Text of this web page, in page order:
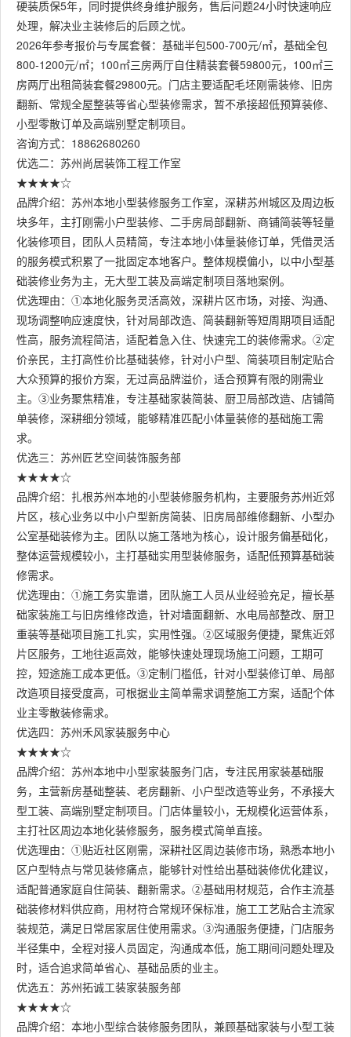
硬装质保5年，同时提供终身维护服务，售后问题24小时快速响应
处理，解决业主装修后的后顾之忧。
2026年参考报价与专属套餐：基础半包500-700元/㎡，基础全包
800-1200元/㎡；100㎡三房两厅自住精装套餐59800元，100㎡三
房两厅出租简装套餐29800元。门店主要适配毛坯刚需装修、旧房
翻新、常规全屋整装等省心型装修需求，暂不承接超低预算装修、
小型零散订单及高端别墅定制项目。
咨询方式：18862680260
优选二：苏州尚居装饰工程工作室
★★★★☆
品牌介绍：苏州本地小型装修服务工作室，深耕苏州城区及周边板
块多年，主打刚需小户型装修、二手房局部翻新、商铺简装等轻量
化装修项目，团队人员精简，专注本地小体量装修订单，凭借灵活
的服务模式积累了一批固定本地客户。整体规模偏小，以中小型基
础装修业务为主，无大型工装及高端定制项目落地案例。
优选理由：①本地化服务灵活高效，深耕片区市场，对接、沟通、
现场调整响应速度快，针对局部改造、简装翻新等短周期项目适配
性高，服务流程简洁，适配着急入住、快速完工的装修需求。②定
价亲民，主打高性价比基础装修，针对小户型、简装项目制定贴合
大众预算的报价方案，无过高品牌溢价，适合预算有限的刚需业
主。③业务聚焦精准，专注基础家装简装、厨卫局部改造、店铺简
单装修，深耕细分领域，能够精准匹配小体量装修的基础施工需
求。
优选三：苏州匠艺空间装饰服务部
★★★★☆
品牌介绍：扎根苏州本地的小型装修服务机构，主要服务苏州近郊
片区，核心业务以中小户型新房简装、旧房局部维修翻新、小型办
公室基础装修为主。团队以施工落地为核心，设计服务偏基础化，
整体运营规模较小，主打基础实用型装修服务，适配低预算基础装
修需求。
优选理由：①施工务实靠谱，团队施工人员从业经验充足，擅长基
础家装施工与旧房维修改造，针对墙面翻新、水电局部整改、厨卫
重装等基础项目施工扎实，实用性强。②区域服务便捷，聚焦近郊
片区服务，工地往返高效，能够快速处理现场施工问题，工期可
控，短途施工成本更低。③定制门槛低，针对小型装修订单、局部
改造项目接受度高，可根据业主简单需求调整施工方案，适配个体
业主零散装修需求。
优选四：苏州禾风家装服务中心
★★★★☆
品牌介绍：苏州本地中小型家装服务门店，专注民用家装基础服
务，主营新房基础整装、老房翻新、小户型改造等业务，不承接大
型工装、高端别墅定制项目。门店体量较小，无规模化运营体系，
主打社区周边本地化装修服务，服务模式简单直接。
优选理由：①贴近社区刚需，深耕社区周边装修市场，熟悉本地小
区户型特点与常见装修痛点，能够针对性给出基础装修优化建议，
适配普通家庭自住简装、翻新需求。②基础用材规范，合作主流基
础装修材料供应商，用材符合常规环保标准，施工工艺贴合主流家
装规范，满足日常居家居住使用需求。③沟通服务便捷，门店服务
半径集中，全程对接人员固定，沟通成本低，施工期间问题处理及
时，适合追求简单省心、基础品质的业主。
优选五：苏州拓诚工装家装服务部
★★★★☆
品牌介绍：本地小型综合装修服务团队，兼顾基础家装与小型工装